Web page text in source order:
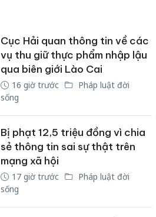
Cục Hải quan thông tin về các
vụ thu giữ thực phẩm nhập lậu
qua biên giới Lào Cai
16 giờ trước
Pháp luật đời
sống
Bị phạt 12,5 triệu đồng vì chia
sẻ thông tin sai sự thật trên
mạng xã hội
17 giờ trước
Pháp luật đời
sống